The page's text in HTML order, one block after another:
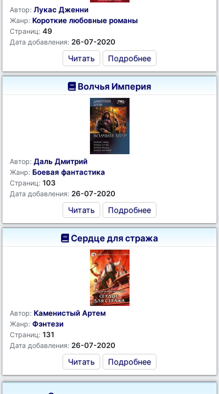
Автор: Лукас Дженни
Жанр: Короткие любовные романы
Страниц: 49
Дата добавления: 26-07-2020
Читать Подробнее
Волчья Империя
Автор: Даль Дмитрий
Жанр: Боевая фантастика
Страниц: 103
Дата добавления: 26-07-2020
Читать Подробнее
Сердце для стража
Автор: Каменистый Артем
Жанр: Фэнтези
Страниц: 131
Дата добавления: 26-07-2020
Читать Подробнее